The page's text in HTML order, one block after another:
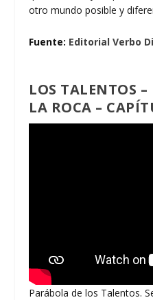
otro mundo posible y
Fuente: Editorial Verbo
LOS TALENTOS
LA ROCA –
Parábola de los Talentos.